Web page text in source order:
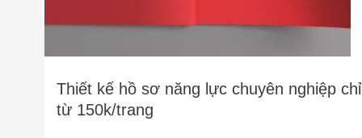
Thiết kế hồ sơ năng lực chuyên nghiệp chỉ
từ 150k/trang
từ